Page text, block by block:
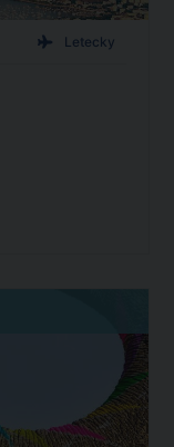
Letecky